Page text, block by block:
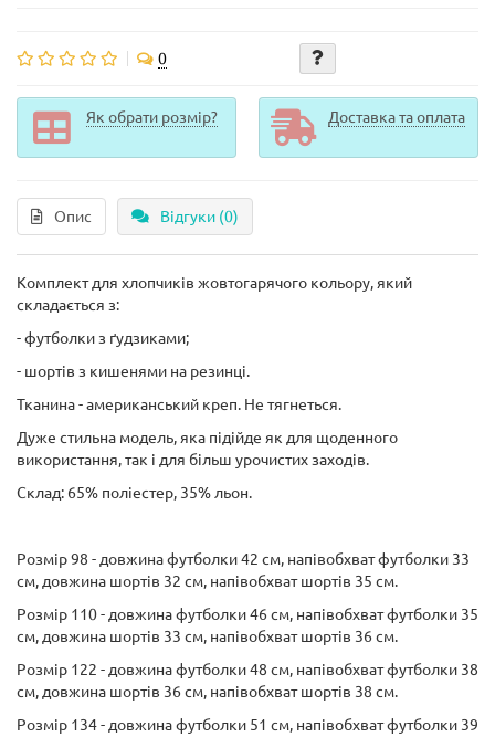
0
Як обрати розмір? Доставка та оплата
Опис Відгуки (0)
Комплект для хлопчиків жовтогарячого кольору, який
складається з:
- футболки з ґудзиками;
- шортів з кишенями на резинці.
Тканина - американський креп. Не тягнеться.
Дуже стильна модель, яка підійде як для щоденного
використання, так і для більш урочистих заходів.
Склад: 65% поліестер, 35% льон.
Розмір 98 - довжина футболки 42 см, напівобхват футболки 33
см, довжина шортів 32 см, напівобхват шортів 35 см.
Розмір 110 - довжина футболки 46 см, напівобхват футболки 35
см, довжина шортів 33 см, напівобхват шортів 36 см.
Розмір 122 - довжина футболки 48 см, напівобхват футболки 38
см, довжина шортів 36 см, напівобхват шортів 38 см.
Розмір 134 - довжина футболки 51 см, напівобхват футболки 39